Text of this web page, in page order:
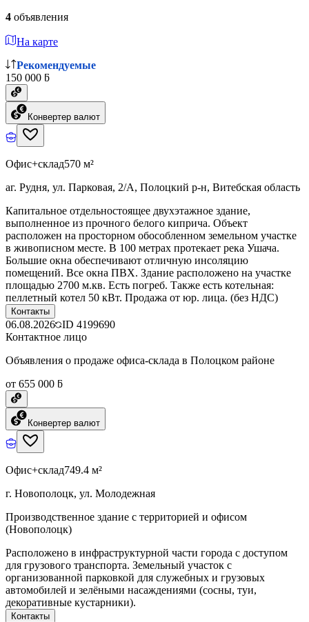
4 объявления
На карте
Рекомендуемые
150 000 ƃ
Конвертер валют
Офис+склад570 м²
аг. Рудня, ул. Парковая, 2/А, Полоцкий р-н, Витебская область
Капитальное отдельностоящее двухэтажное здание,
выполненное из прочного белого киприча. Объект
расположен на просторном обособленном земельном участке
в живописном месте. В 100 метрах протекает река Ушача.
Большие окна обеспечивают отличную инсоляцию
помещений. Все окна ПВХ. Здание расположено на участке
площадью 2700 м.кв. Есть погреб. Также есть котельная:
пеллетный котел 50 кВт. Продажа от юр. лица. (без НДС)
Контакты
06.08.2026 ID 4199690
Контактное лицо
Объявления о продаже офиса-склада в Полоцком районе
от 655 000 ƃ
Конвертер валют
Офис+склад749.4 м²
г. Новополоцк, ул. Молодежная
Производственное здание с территорией и офисом
(Новополоцк)
Расположено в инфраструктурной части города с доступом
для грузового транспорта. Земельный участок с
организованной парковкой для служебных и грузовых
автомобилей и зелёными насаждениями (сосны, туи,
декоративные кустарники).
Контакты